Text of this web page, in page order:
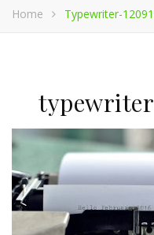
Home Typewriter-